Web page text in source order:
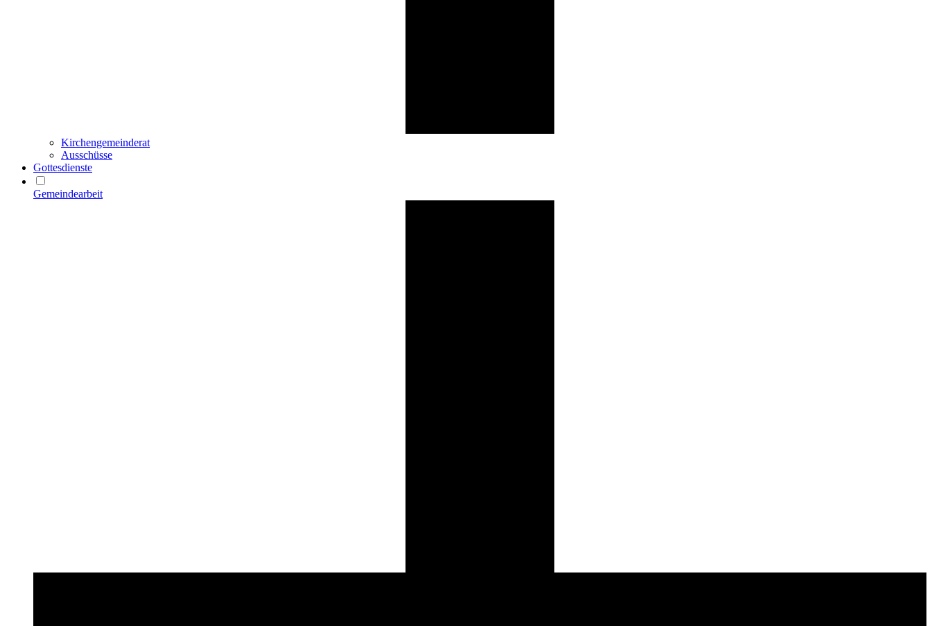
Kirchengemeinderat
Ausschüsse
Gottesdienste
Gemeindearbeit